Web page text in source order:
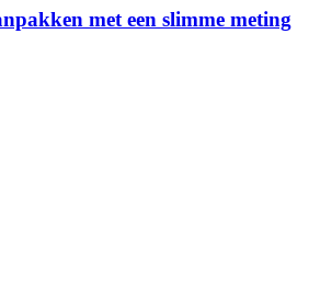
met een slimme meting